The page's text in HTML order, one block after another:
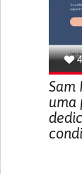
Sam
uma